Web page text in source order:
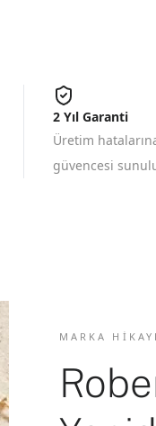
2 Yıl Garanti
Üretim
güvencesi
MARKA